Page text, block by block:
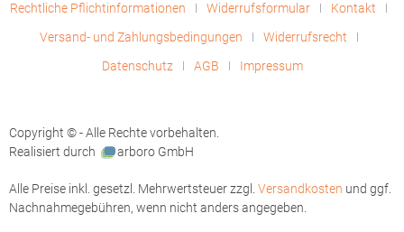
Rechtliche Pflichtinformationen
Widerrufsformular
Kontakt
Versand- und Zahlungsbedingungen
Widerrufsrecht
Datenschutz
AGB Impressum
Copyright © - Alle Rechte vorbehalten.
Realisiert durch
arboro GmbH
Alle Preise inkl. gesetzl. Mehrwertsteuer zzgl. Versandkosten und ggf.
Nachnahmegebühren, wenn nicht anders angegeben.